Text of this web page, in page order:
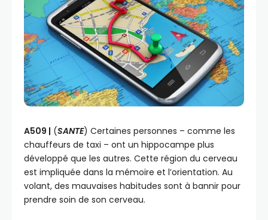
A509 | (SANTE) Certaines personnes – comme les
chauffeurs de taxi – ont un hippocampe plus
développé que les autres. Cette région du cerveau
est impliquée dans la mémoire et l’orientation. Au
volant, des mauvaises habitudes sont à bannir pour
prendre soin de son cerveau.